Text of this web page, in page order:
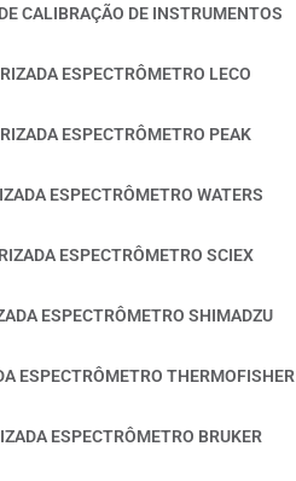
CALIBRAÇÃO DE INSTRUMENTOS
ESPECTRÔMETRO LECO
ESPECTRÔMETRO PEAK
ESPECTRÔMETRO WATERS
ESPECTRÔMETRO SCIEX
ESPECTRÔMETRO SHIMADZU
ESPECTRÔMETRO THERMOFISHER
ESPECTRÔMETRO BRUKER